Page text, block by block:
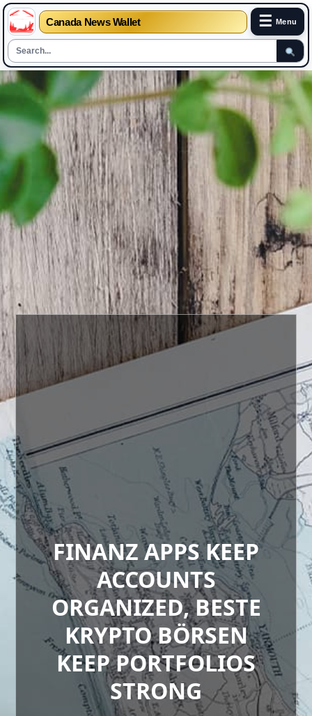
Canada News Wallet ☰ Menu
Skip
to
content
FINANZ APPS KEEP
ACCOUNTS
ORGANIZED, BESTE
KRYPTO BÖRSEN
KEEP PORTFOLIOS
STRONG